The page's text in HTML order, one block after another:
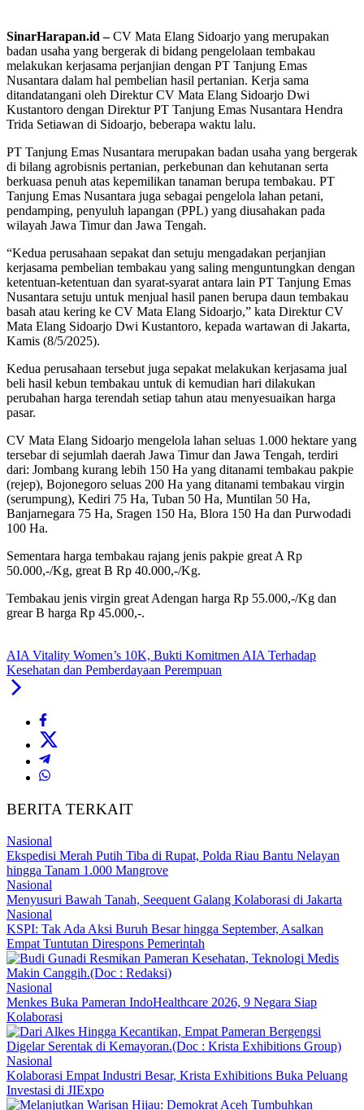
SinarHarapan.id –CV Mata Elang Sidoarjo yang merupakan
badan usaha yang bergerak di bidang pengelolaan tembakau
melakukan kerjasama perjanjian dengan PT Tanjung Emas
Nusantara dalam hal pembelian hasil pertanian. Kerja sama
ditandatangani oleh Direktur CV Mata Elang Sidoarjo Dwi
Kustantoro dengan Direktur PT Tanjung Emas Nusantara Hendra
Trida Setiawan di Sidoarjo, beberapa waktu lalu.
PT Tanjung Emas Nusantara merupakan badan usaha yang bergerak
di bilang agrobisnis pertanian, perkebunan dan kehutanan serta
berkuasa penuh atas kepemilikan tanaman berupa tembakau. PT
Tanjung Emas Nusantara juga sebagai pengelola lahan petani,
pendamping, penyuluh lapangan (PPL) yang diusahakan pada
wilayah Jawa Timur dan Jawa Tengah.
“Kedua perusahaan sepakat dan setuju mengadakan perjanjian
kerjasama pembelian tembakau yang saling menguntungkan dengan
ketentuan-ketentuan dan syarat-syarat antara lain PT Tanjung Emas
Nusantara setuju untuk menjual hasil panen berupa daun tembakau
basah atau kering ke CV Mata Elang Sidoarjo,” kata Direktur CV
Mata Elang Sidoarjo Dwi Kustantoro, kepada wartawan di Jakarta,
Kamis (8/5/2025).
Kedua perusahaan tersebut juga sepakat melakukan kerjasama jual
beli hasil kebun tembakau untuk di kemudian hari dilakukan
perubahan harga terendah setiap tahun atau menyesuaikan harga
pasar.
CV Mata Elang Sidoarjo mengelola lahan seluas 1.000 hektare yang
tersebar di sejumlah daerah Jawa Timur dan Jawa Tengah, terdiri
dari: Jombang kurang lebih 150 Ha yang ditanami tembakau pakpie
(rejep), Bojonegoro seluas 200 Ha yang ditanami tembakau virgin
(serumpung), Kediri 75 Ha, Tuban 50 Ha, Muntilan 50 Ha,
Banjarnegara 75 Ha, Sragen 150 Ha, Blora 150 Ha dan Purwodadi
100 Ha.
Sementara harga tembakau rajang jenis pakpie great A Rp
50.000,-/Kg, great B Rp 40.000,-/Kg.
Tembakau jenis virgin great Adengan harga Rp 55.000,-/Kg dan
grear B harga Rp 45.000,-.
AIA Vitality Women’s 10K, Bukti Komitmen AIA Terhadap
Kesehatan dan Pemberdayaan Perempuan
BERITA TERKAIT
Nasional
Ekspedisi Merah Putih Tiba di Rupat, Polda Riau Bantu Nelayan
hingga Tanam 1.000 Mangrove
Nasional
Menyusuri Bawah Tanah, Seequent Galang Kolaborasi di Jakarta
Nasional
KSPI: Tak Ada Aksi Buruh Besar hingga September, Asalkan
Empat Tuntutan Direspons Pemerintah
Nasional
Menkes Buka Pameran IndoHealthcare 2026, 9 Negara Siap
Kolaborasi
Nasional
Kolaborasi Empat Industri Besar, Krista Exhibitions Buka Peluang
Investasi di JIExpo